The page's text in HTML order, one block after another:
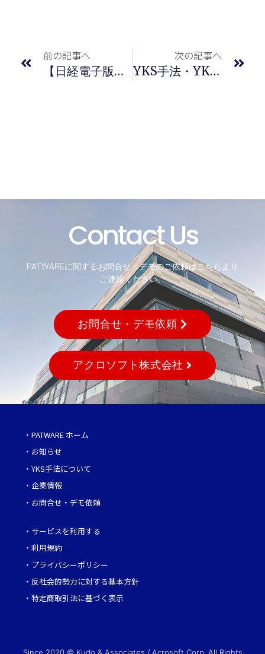
前の記事へ
【日経電子版】連載記事のご紹介
次の記事へ
YKS手法・YK値掲載書籍・メディアのご紹介（2009年～）
Contact Us
PATWAREに関するお問合せ・デモのご依頼はこちらより
ご連絡ください。
お問合せ・デモ依頼
アクロソフト株式会社
・ PATWARE ホーム
・ お知らせ
・ YKS手法について
・ 企業情報
・ お問合せ・デモ依頼
・ サービスを利用する
・ 利用規約
・ プライバシーポリシー
・ 反社会的勢力に対する基本方針
・ 特定商取引法に基づく表示